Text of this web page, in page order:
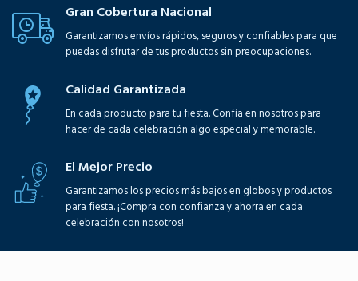
Gran Cobertura Nacional
Garantizamos envíos rápidos, seguros y confiables para que
puedas disfrutar de tus productos sin preocupaciones.
Calidad Garantizada
En cada producto para tu fiesta. Confía en nosotros para
hacer de cada celebración algo especial y memorable.
El Mejor Precio
Garantizamos los precios más bajos en globos y productos
para fiesta. ¡Compra con confianza y ahorra en cada
celebración con nosotros!